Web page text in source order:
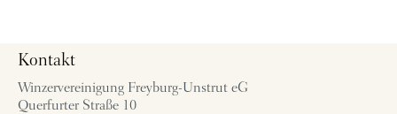
Kontakt
Winzervereinigung Freyburg-Unstrut eG
Querfurter Straße 10